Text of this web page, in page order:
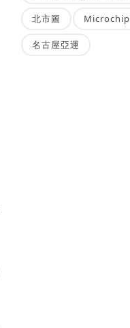
北市圖 Microchip
名古屋亞運